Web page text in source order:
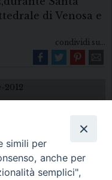
di Venosa e
condividi su...
2012
simili per
anche per
semplici",